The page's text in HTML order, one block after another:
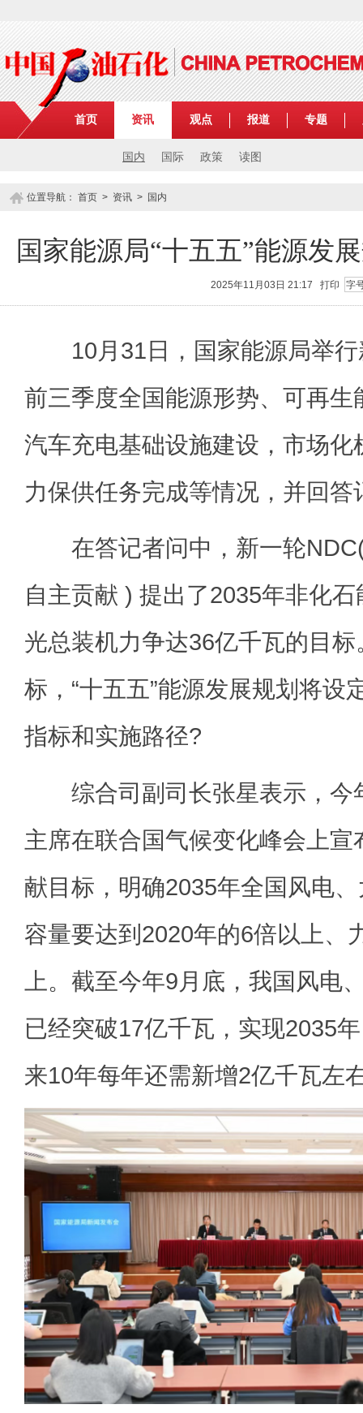
首页 资讯
国内 国际 政策 读图
观点 报道 专题
位置导航： 首页 > 资讯 > 国内
国家能源局“十五五”能源发
2025年11月03日 21:17打印 字
10月31日，国家能源局举行
前三季度全国能源形势、可再生
汽车充电基础设施建设，市场化
力保供任务完成等情况，并回答
在答记者问中，新一轮NDC(
自主贡献 ) 提出了2035年非化
光总装机力争达36亿千瓦的目
标，“十五五”能源发展规划将设
指标和实施路径?
综合司副司长张星表示，今
主席在联合国气候变化峰会上
献目标，明确2035年全国风电
容量要达到2020年的6倍以上、
上。截至今年9月底，我国风电
已经突破17亿千瓦，实现2035
来10年每年还需新增2亿千瓦左